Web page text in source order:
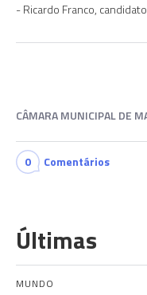
Ricardo Franco,
CÂMARA MUNICIPAL DE
0 Comentários
Últimas
MUNDO